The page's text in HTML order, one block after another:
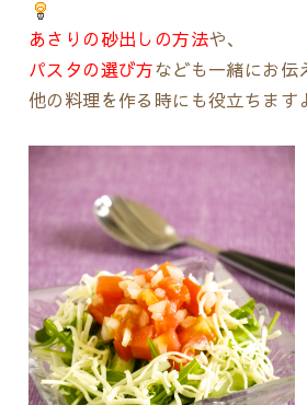
あさりの砂出しの方法や、
パスタの選び方なども一緒にお伝
他の料理を作る時にも役立ちます